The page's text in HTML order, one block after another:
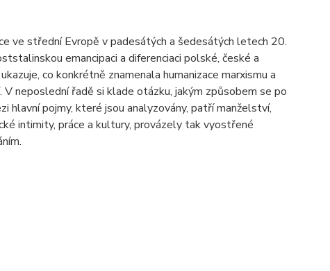
ve střední Evropě v padesátých a šedesátých letech 20.
emancipaci a diferenciaci polské, české a
co konkrétně znamenala humanizace marxismu a
neposlední řadě si klade otázku, jakým způsobem se po
pojmy, které jsou analyzovány, patří manželství,
intimity, práce a kultury, provázely tak vyostřené